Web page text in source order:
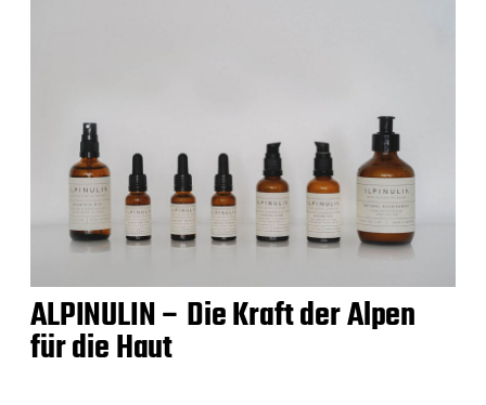
ALPINULIN – Die Kraft der Alpen
für die Haut